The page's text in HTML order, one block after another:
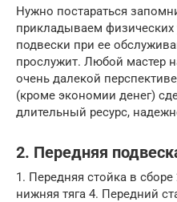
Нужно постараться
прикладываем физических
подвески при ее
прослужит. Любой мастер
очень далекой
(кроме экономии денег)
длительный ресурс,
2. Передняя
1. Передняя стойка в
нижняя тяга 4. Передний